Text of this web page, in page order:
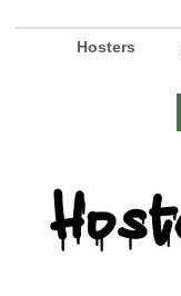
Hosters